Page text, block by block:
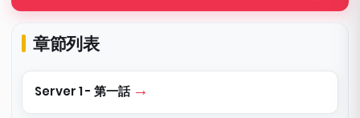
章節列表
Server 1 - 第一話